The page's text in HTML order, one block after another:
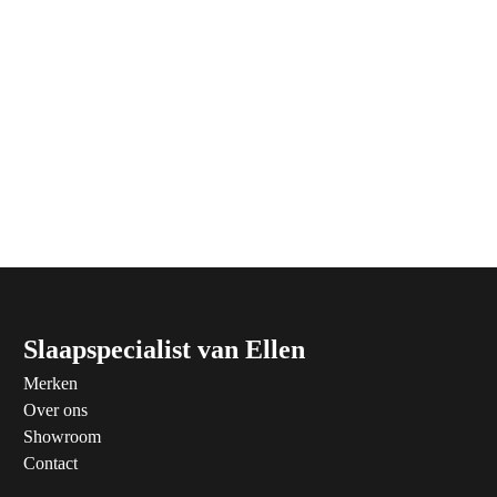
Slaapspecialist van Ellen
Merken
Over ons
Showroom
Contact